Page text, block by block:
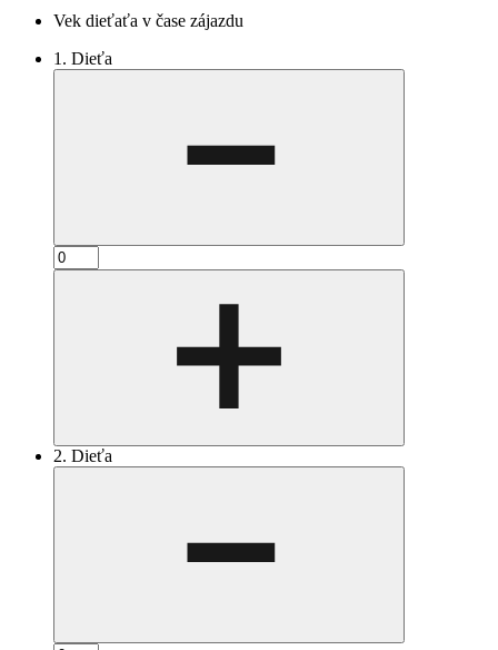
Vek dieťaťa v čase zájazdu
1. Dieťa
2. Dieťa